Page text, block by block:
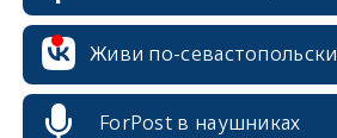
Живи по-севастопольски
ForPost в наушниках